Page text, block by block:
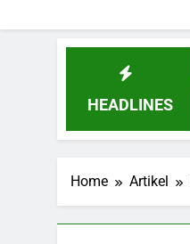
HEADLINES
Vokasi untuk Industri
Home Artikel